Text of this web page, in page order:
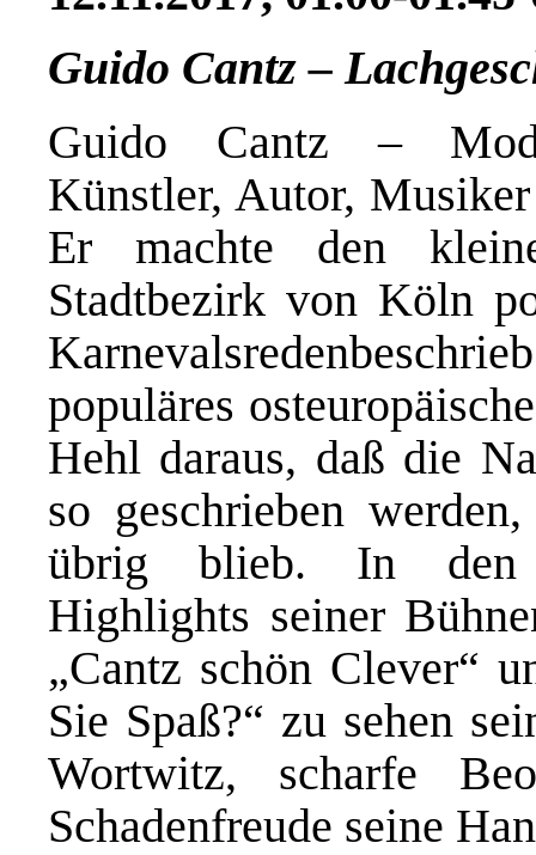
Guido Cantz –
Guido Cantz –
Künstler, Autor,
Er machte den
Stadtbezirk von Köln
populäres
Hehl daraus, daß die
so geschrieben
übrig blieb. In den
Highlights seiner
„Cantz schön Clever“
Sie Spaß?“ zu sehen
Wortwitz, scharfe
Schadenfreude seine